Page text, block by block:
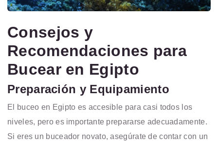
Consejos y
Recomendaciones para
Bucear en Egipto
Preparación y Equipamiento
El buceo en Egipto es accesible para casi todos los
niveles, pero es importante prepararse adecuadamente.
Si eres un buceador novato, asegúrate de contar con un